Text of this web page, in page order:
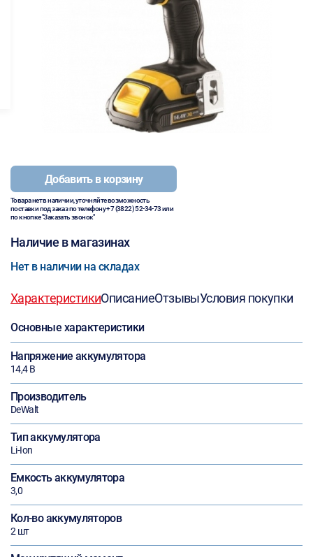
Добавить в корзину
Товара нет в наличии, уточняйте возможность
поставки под заказ по телефону+7 (3822) 52-34-73или
по кнопке "Заказать звонок"
Наличие в магазинах
Нет в наличии на складах
ХарактеристикиОписаниеОтзывыУсловия покупки
Основные характеристики
Напряжение аккумулятора
14,4 В
Производитель
DeWalt
Тип аккумулятора
Li-Ion
Емкость аккумулятора
3,0
Кол-во аккумуляторов
2 шт